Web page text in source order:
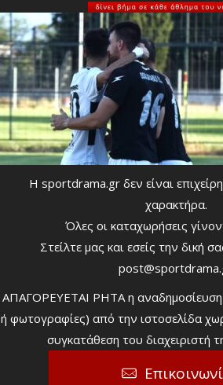
Η sportdrama.gr δεν είναι
χαρακτήρα.
Όλες οι καταχωρήσεις
Στείλτε μας και εσείς την δική
ΑΠΑΓΟΡΕΥΕΤΑΙ ΡΗΤΑ η αναδημοσίευση
ή φωτογραφίες) από την ιστοσελίδα
συγκατάθεση του διαχειριστή